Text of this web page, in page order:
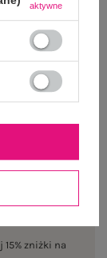
zniżki na
aktywne